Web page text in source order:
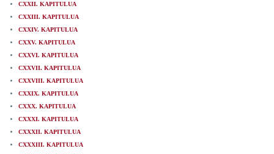
CXXII. KAPITULUA
CXXIII. KAPITULUA
CXXIV. KAPITULUA
CXXV. KAPITULUA
CXXVI. KAPITULUA
CXXVII. KAPITULUA
CXXVIII. KAPITULUA
CXXIX. KAPITULUA
CXXX. KAPITULUA
CXXXI. KAPITULUA
CXXXII. KAPITULUA
CXXXIII. KAPITULUA